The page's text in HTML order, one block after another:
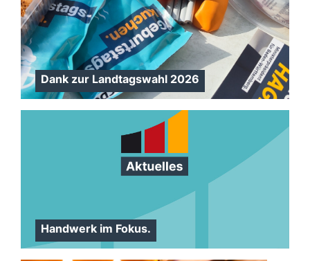
Dank zur Landtagswahl 2026
Handwerk im Fokus.